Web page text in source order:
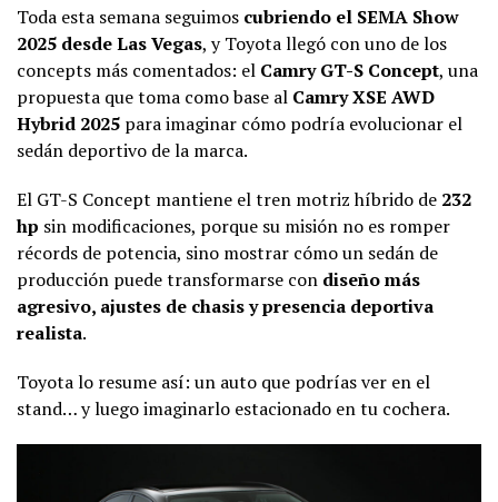
Toda esta semana seguimos cubriendo el SEMA Show
2025 desde Las Vegas, y Toyota llegó con uno de los
concepts más comentados: el Camry GT-S Concept, una
propuesta que toma como base al Camry XSE AWD
Hybrid 2025 para imaginar cómo podría evolucionar el
sedán deportivo de la marca.
El GT-S Concept mantiene el tren motriz híbrido de 232
hp sin modificaciones, porque su misión no es romper
récords de potencia, sino mostrar cómo un sedán de
producción puede transformarse con diseño más
agresivo, ajustes de chasis y presencia deportiva
realista.
Toyota lo resume así: un auto que podrías ver en el
stand… y luego imaginarlo estacionado en tu cochera.